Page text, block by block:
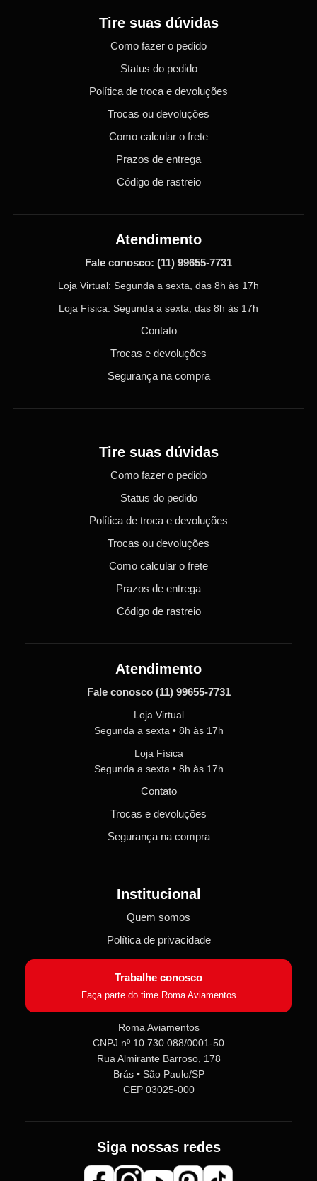
Roma Aviamentos
Aviamentos!
Fale com a gente pelo SAC para tirar
dúvidas sobre pedidos e produtos,
ou entre no nossoGrupo VIP
Tire suas dúvidas
Como fazer o pedido
Status do pedido
Política de troca e devoluções
Trocas ou devoluções
Como calcular o frete
Prazos de entrega
Código de rastreio
Atendimento
Fale conosco: (11) 99655-7731
Loja Virtual: Segunda a sexta, das 8h às 17h
Loja Física: Segunda a sexta, das 8h às 17h
Contato
Trocas e devoluções
Segurança na compra
Tire suas dúvidas
Como fazer o pedido
Status do pedido
Política de troca e devoluções
Trocas ou devoluções
Como calcular o frete
Prazos de entrega
Código de rastreio
Atendimento
Fale conosco (11) 99655-7731
Loja Virtual
Segunda a sexta • 8h às 17h
Loja Física
Segunda a sexta • 8h às 17h
Contato
Trocas e devoluções
Segurança na compra
Institucional
Quem somos
Política de privacidade
Trabalhe conosco
Faça parte do time Roma Aviamentos
Roma Aviamentos
CNPJ nº 10.730.088/0001-50
Rua Almirante Barroso, 178
Brás • São Paulo/SP
CEP 03025-000
Siga nossas redes